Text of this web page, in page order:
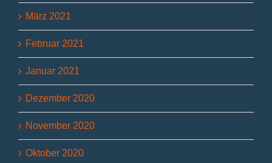
März 2021
Februar 2021
Januar 2021
Dezember 2020
November 2020
Oktober 2020